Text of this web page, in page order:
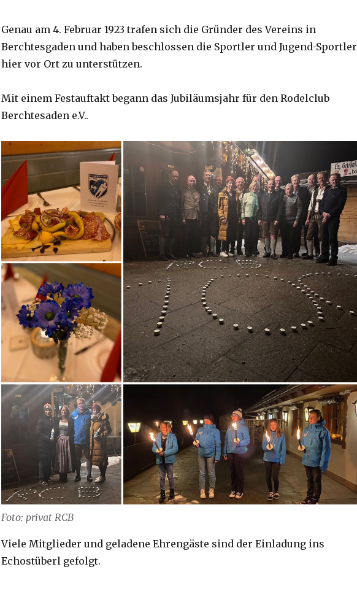
Genau am 4. Februar 1923 trafen sich die Gründer des Vereins in
Berchtesgaden und haben beschlossen die Sportler und Jugend-Sportler
hier vor Ort zu unterstützen.
Mit einem Festauftakt begann das Jubiläumsjahr für den Rodelclub
Berchtesaden e.V..
Foto: privat RCB
Viele Mitglieder und geladene Ehrengäste sind der Einladung ins
Echostüberl gefolgt.